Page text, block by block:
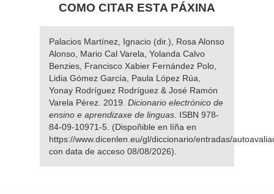
COMO CITAR ESTA PÁXINA
Palacios Martínez, Ignacio (dir.), Rosa Alonso
Alonso, Mario Cal Varela, Yolanda Calvo
Benzies, Francisco Xabier Fernández Polo,
Lidia Gómez García, Paula López Rúa,
Yonay Rodríguez Rodríguez & José Ramón
Varela Pérez. 2019. Dicionario electrónico de
ensino e aprendizaxe de linguas . ISBN 978-
84-09-10971-5. (Dispoñible en líña en
https://www.dicenlen.eu/gl/diccionario/entradas/
con data de acceso 08/08/2026).